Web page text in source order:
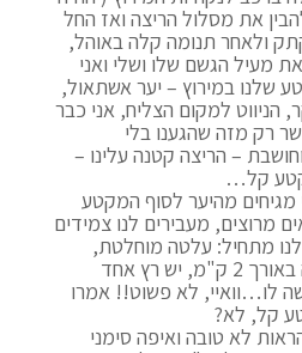
את מסלול הריצה ואז החל
ולאחר תנומה קלה באוהל,
מעיל הגשם שלו ושלי ואני
שלנו במירוץ – יער אשתאול,
הניווט למקום הצליח, אני כבר
רק מזה שהגענו בלי
– הריצה קטנה עלינו –
קל…
מגיחים מהיער לסוף המקטע
מרוצים, מעבירים לנו צמידים
מתחיל: עלטה מוחלטת,
עלייה קשה באורך 2 ק"מ, יש רץ אחד
לו…וואיי, לא פשוט!! אמרו
קל, לא?
לא טובה ואיפה סימני